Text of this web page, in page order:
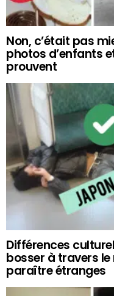
Non, c’était pas
photos d’enfants
prouvent
Différences
bosser à travers
paraître étranges